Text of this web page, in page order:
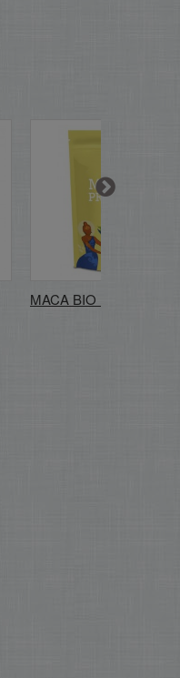
MACA BIO 125...